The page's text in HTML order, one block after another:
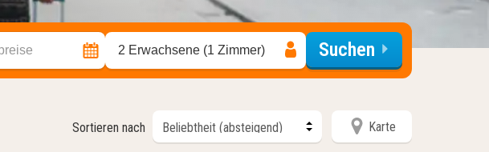
2 Erwachsene (1 Zimmer) Suchen
Sortieren nach Karte